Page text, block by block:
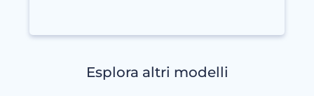
Esplora altri modelli